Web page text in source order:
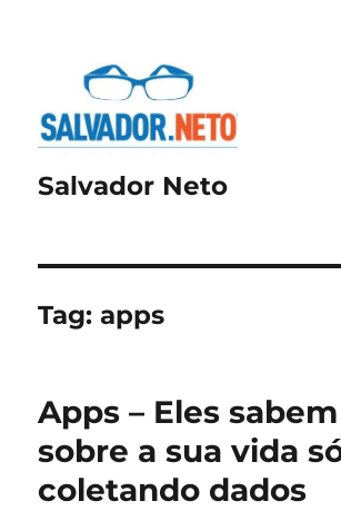
Salvador Neto
Tag:apps
Apps – Eles
sobre a sua vida
coletando dados